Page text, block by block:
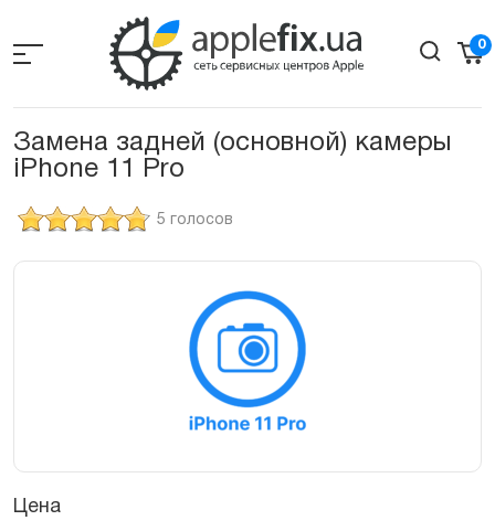
the
0
Замена задней (основной) камеры
iPhone 11 Pro
5 голосов
Цена